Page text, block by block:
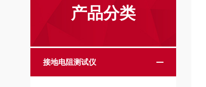
产品分类
接地电阻测试仪